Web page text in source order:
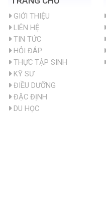
GIỚI THIỆU
LIÊN HỆ
TIN TỨC
HỎI ĐÁP
THỰC TẬP SINH
KỸ SƯ
ĐIỀU DƯỠNG
ĐẶC ĐỊNH
DU HỌC